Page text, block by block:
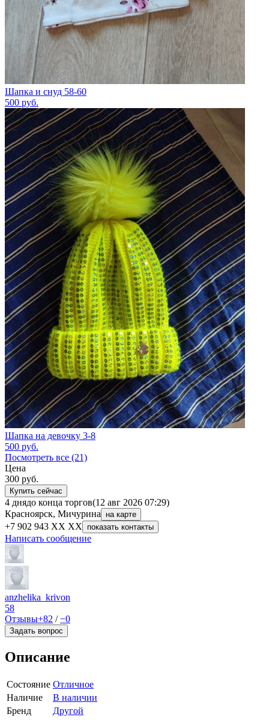
Шапка и снуд 58-60
500 руб.
Шапка на девочку 3-8
500 руб.
Посмотреть все (21)
Цена
300 руб.
Купить сейчас
4 днядо конца торгов(12 авг 2026 07:29)
Красноярск, Мичурина
на карте
+7 902 943 XX XX показать контакты
Написать сообщение
anzhelika_krivon
58
Отзывы+82 /−0
Задать вопрос
Описание
Состояние Отличное
Наличие
В наличии
Бренд
Другой